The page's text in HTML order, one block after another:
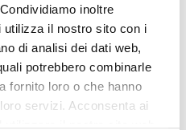
inoltre
utilizza il nostro sito con i
di analisi dei dati web,
potrebbero combinarle
fornito loro o che hanno
servizi. Acconsenta ai